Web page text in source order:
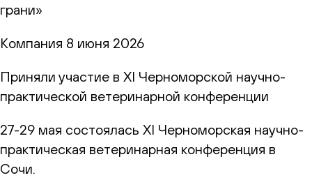
грани»
Компания 8 июня 2026
Приняли участие в XI Черноморской научно-
практической ветеринарной конференции
27-29 мая состоялась XI Черноморская научно-
практическая ветеринарная конференция в
Сочи.